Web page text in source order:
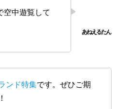
空中遊覧して
ンド特集です。ぜひご期